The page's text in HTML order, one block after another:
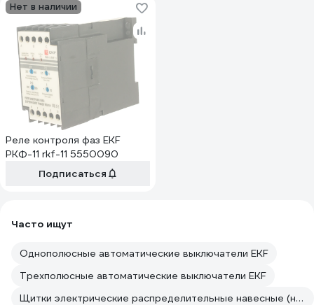
Нет в наличии
Реле контроля фаз EKF
РКФ-11 rkf-11 5550090
Подписаться
Часто ищут
Однополюсные автоматические выключатели EKF
Трехполюсные автоматические выключатели EKF
Щитки электрические распределительные навесные (настенные) и напольные EKF